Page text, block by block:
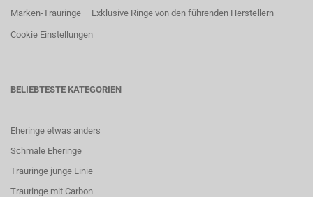
Marken-Trauringe – Exklusive Ringe von den führenden Herstellern
Cookie Einstellungen
BELIEBTESTE KATEGORIEN
Eheringe etwas anders
Schmale Eheringe
Trauringe junge Linie
Trauringe mit Carbon